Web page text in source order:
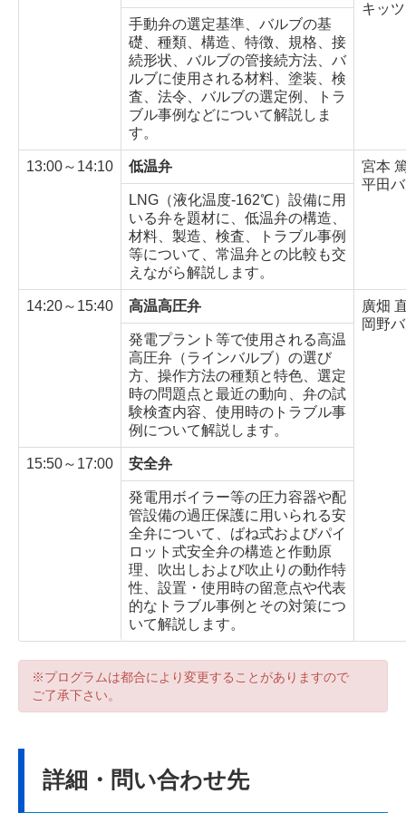
キッツ
手動弁の選定基準、バルブの基
礎、種類、構造、特徴、規格、接
続形状、バルブの管接続方法、バ
ルブに使用される材料、塗装、検
査、法令、バルブの選定例、トラ
ブル事例などについて解説しま
す。
13:00～14:10 低温弁
宮本
平田
LNG（液化温度-162℃）設備に用
いる弁を題材に、低温弁の構造、
材料、製造、検査、トラブル事例
等について、常温弁との比較も交
えながら解説します。
14:20～15:40 高温高圧弁
廣畑
岡野
発電プラント等で使用される高温
高圧弁（ラインバルブ）の選び
方、操作方法の種類と特色、選定
時の問題点と最近の動向、弁の試
験検査内容、使用時のトラブル事
例について解説します。
15:50～17:00 安全弁
発電用ボイラー等の圧力容器や配
管設備の過圧保護に用いられる安
全弁について、ばね式およびパイ
ロット式安全弁の構造と作動原
理、吹出しおよび吹止りの動作特
性、設置・使用時の留意点や代表
的なトラブル事例とその対策につ
いて解説します。
※プログラムは都合により変更することがありますので
ご了承下さい。
詳細・問い合わせ先